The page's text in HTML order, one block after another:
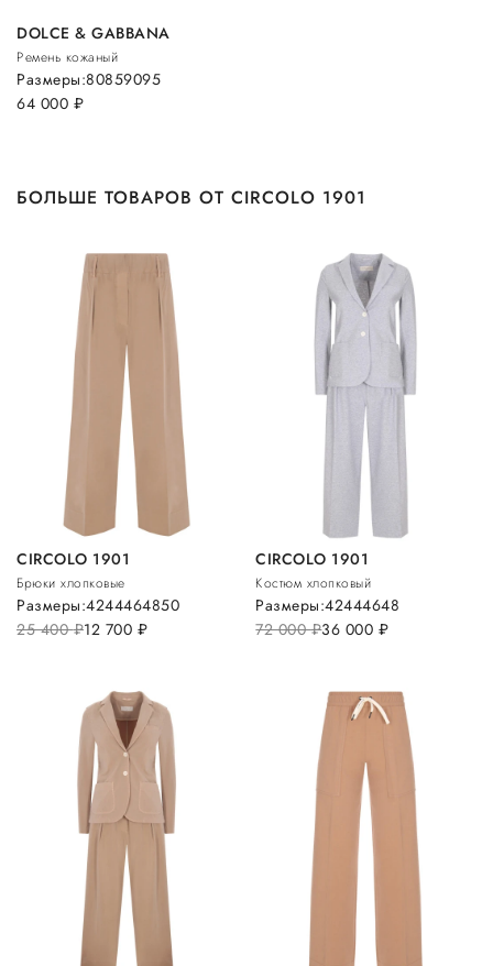
DOLCE & GABBANA
Ремень кожаный
64 000 руб.
Размеры:80859095
БОЛЬШЕ ТОВАРОВ ОТ CIRCOLO 1901
CIRCOLO 1901
Брюки хлопковые
25 400руб.12 700 руб.
Размеры:4244464850
CIRCOLO 1901
Костюм хлопковый
72 000руб.36 000 руб.
Размеры:42444648